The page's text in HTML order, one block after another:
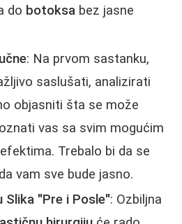
do botoksa bez jasne
: Na prvom sastanku,
saslušati, analizirati
objasniti šta se može
vas sa svim mogućim
Trebalo bi da se
vam sve bude jasno.
Slika "Pre i Posle": Ozbiljna